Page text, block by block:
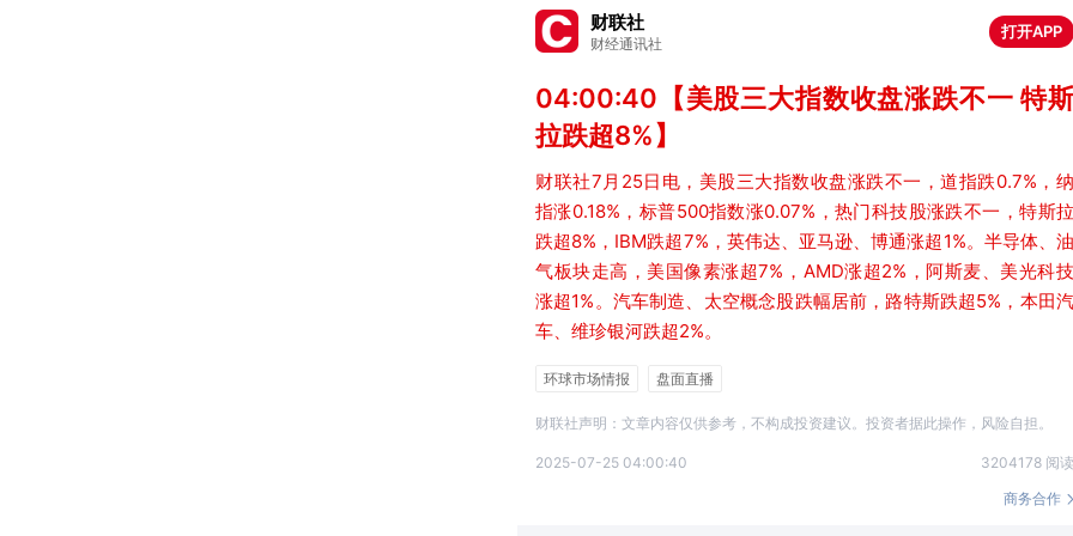
财联社
财经通讯社
打开APP
04:00:40【美股三大指数收盘涨跌不一 特斯
拉跌超8%】
财联社7月25日电，美股三大指数收盘涨跌不一，道指跌0.7%，纳
指涨0.18%，标普500指数涨0.07%，热门科技股涨跌不一，特斯拉
跌超8%，IBM跌超7%，英伟达、亚马逊、博通涨超1%。半导体、油
气板块走高，美国像素涨超7%，AMD涨超2%，阿斯麦、美光科技
涨超1%。汽车制造、太空概念股跌幅居前，路特斯跌超5%，本田汽
车、维珍银河跌超2%。
环球市场情报 盘面直播
财联社声明：文章内容仅供参考，不构成投资建议。投资者据此操作，风险自担。
2025-07-25 04:00:40
3204178 阅读
商务合作